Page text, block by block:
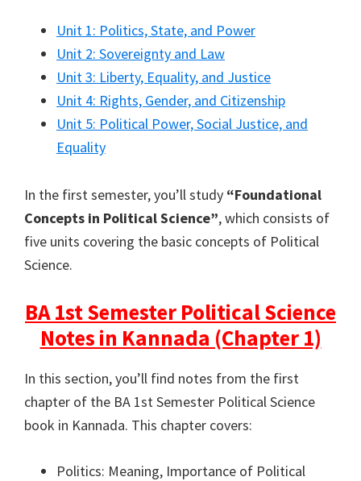
Unit 1: Politics, State, and Power
Unit 2: Sovereignty and Law
Unit 3: Liberty, Equality, and Justice
Unit 4: Rights, Gender, and Citizenship
Unit 5: Political Power, Social Justice, and
Equality
In the first semester, you’ll study “Foundational
Concepts in Political Science”, which consists of
five units covering the basic concepts of Political
Science.
BA 1st Semester Political Science
Notes in Kannada (Chapter 1)
In this section, you’ll find notes from the first
chapter of the BA 1st Semester Political Science
book in Kannada. This chapter covers:
Politics: Meaning, Importance of Political